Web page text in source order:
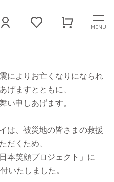
MENU
によりお亡くなりになられ
げますとともに、
い申しあげます。
は、被災地の皆さまの救援
だくため、
本笑顔プロジェクト」に
いたしました。